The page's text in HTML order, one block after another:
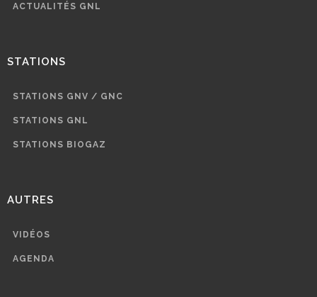
ACTUALITÉS GNL
STATIONS
STATIONS GNV / GNC
STATIONS GNL
STATIONS BIOGAZ
AUTRES
VIDÉOS
AGENDA